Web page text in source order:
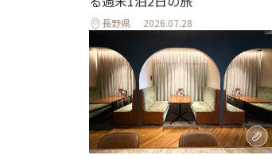
長野県 2026.07.28